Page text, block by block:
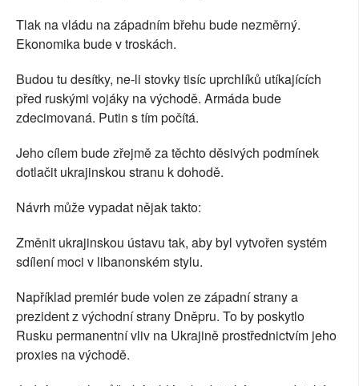
Tlak na vládu na západním břehu bude nezměrný.
Ekonomika bude v troskách.
Budou tu desítky, ne-li stovky tisíc uprchlíků utíkajících
před ruskými vojáky na východě. Armáda bude
zdecimovaná. Putin s tím počítá.
Jeho cílem bude zřejmě za těchto děsivých podmínek
dotlačit ukrajinskou stranu k dohodě.
Návrh může vypadat nějak takto:
Změnit ukrajinskou ústavu tak, aby byl vytvořen systém
sdílení moci v libanonském stylu.
Například premiér bude volen ze západní strany a
prezident z východní strany Dněpru. To by poskytlo
Rusku permanentní vliv na Ukrajině prostřednictvím jeho
proxies na východě.